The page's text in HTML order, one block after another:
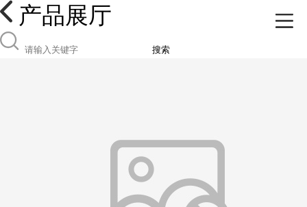
产品展厅
搜索